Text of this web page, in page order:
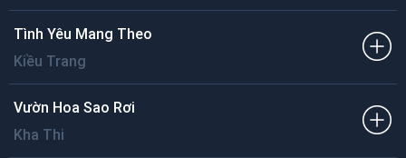
Tình Yêu Mang Theo
Kiều Trang
Vườn Hoa Sao Rơi
Kha Thi